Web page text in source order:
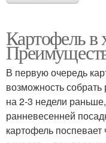
Картофель в
В первую очередь
возможность
на 2-3 недели
ранневесенней
картофель